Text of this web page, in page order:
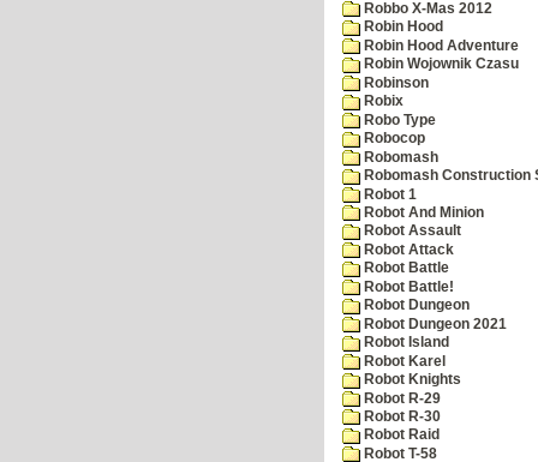
Robbo X-Mas 2012
Robin Hood
Robin Hood Adventure
Robin Wojownik Czasu
Robinson
Robix
Robo Type
Robocop
Robomash
Robomash Construction
Robot 1
Robot And Minion
Robot Assault
Robot Attack
Robot Battle
Robot Battle!
Robot Dungeon
Robot Dungeon 2021
Robot Island
Robot Karel
Robot Knights
Robot R-29
Robot R-30
Robot Raid
Robot T-58